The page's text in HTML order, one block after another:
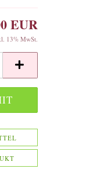
EUR
13% MwSt.